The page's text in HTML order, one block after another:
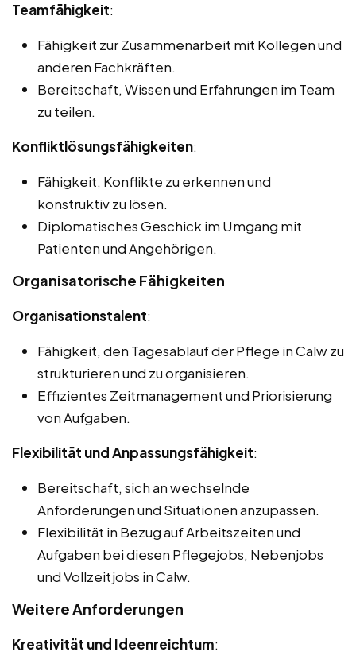
Teamfähigkeit:
Fähigkeit zur Zusammenarbeit mit Kollegen und
anderen Fachkräften.
Bereitschaft, Wissen und Erfahrungen im Team
zu teilen.
Konfliktlösungsfähigkeiten:
Fähigkeit, Konflikte zu erkennen und
konstruktiv zu lösen.
Diplomatisches Geschick im Umgang mit
Patienten und Angehörigen.
Organisatorische Fähigkeiten
Organisationstalent:
Fähigkeit, den Tagesablauf der Pflege in Calw zu
strukturieren und zu organisieren.
Effizientes Zeitmanagement und Priorisierung
von Aufgaben.
Flexibilität und Anpassungsfähigkeit:
Bereitschaft, sich an wechselnde
Anforderungen und Situationen anzupassen.
Flexibilität in Bezug auf Arbeitszeiten und
Aufgaben bei diesen Pflegejobs, Nebenjobs
und Vollzeitjobs in Calw.
Weitere Anforderungen
Kreativität und Ideenreichtum: